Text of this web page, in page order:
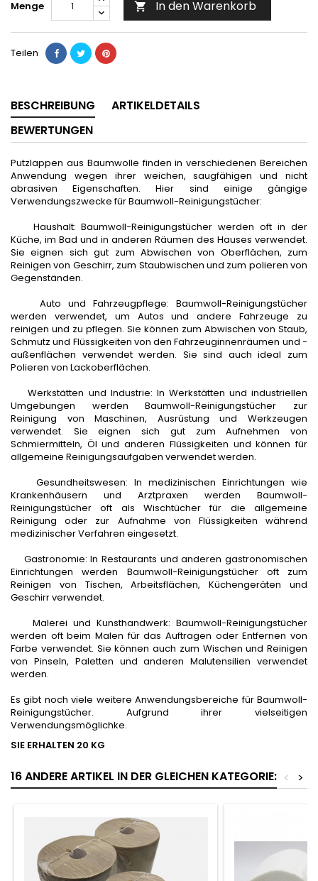
Menge  In den Warenkorb
Teilen
BESCHREIBUNG
ARTIKELDETAILS
BEWERTUNGEN
Putzlappen aus Baumwolle finden in verschiedenen Bereichen
Anwendung wegen ihrer weichen, saugfähigen und nicht
abrasiven Eigenschaften. Hier sind einige gängige
Verwendungszwecke für Baumwoll-Reinigungstücher:
Haushalt: Baumwoll-Reinigungstücher werden oft in der
Küche, im Bad und in anderen Räumen des Hauses verwendet.
Sie eignen sich gut zum Abwischen von Oberflächen, zum
Reinigen von Geschirr, zum Staubwischen und zum polieren von
Gegenständen.
Auto und Fahrzeugpflege: Baumwoll-Reinigungstücher
werden verwendet, um Autos und andere Fahrzeuge zu
reinigen und zu pflegen. Sie können zum Abwischen von Staub,
Schmutz und Flüssigkeiten von den Fahrzeuginnenräumen und -
außenflächen verwendet werden. Sie sind auch ideal zum
Polieren von Lackoberflächen.
Werkstätten und Industrie: In Werkstätten und industriellen
Umgebungen werden Baumwoll-Reinigungstücher zur
Reinigung von Maschinen, Ausrüstung und Werkzeugen
verwendet. Sie eignen sich gut zum Aufnehmen von
Schmiermitteln, Öl und anderen Flüssigkeiten und können für
allgemeine Reinigungsaufgaben verwendet werden.
Gesundheitswesen: In medizinischen Einrichtungen wie
Krankenhäusern und Arztpraxen werden Baumwoll-
Reinigungstücher oft als Wischtücher für die allgemeine
Reinigung oder zur Aufnahme von Flüssigkeiten während
medizinischer Verfahren eingesetzt.
Gastronomie: In Restaurants und anderen gastronomischen
Einrichtungen werden Baumwoll-Reinigungstücher oft zum
Reinigen von Tischen, Arbeitsflächen, Küchengeräten und
Geschirr verwendet.
Malerei und Kunsthandwerk: Baumwoll-Reinigungstücher
werden oft beim Malen für das Auftragen oder Entfernen von
Farbe verwendet. Sie können auch zum Wischen und Reinigen
von Pinseln, Paletten und anderen Malutensilien verwendet
werden.
Es gibt noch viele weitere Anwendungsbereiche für Baumwoll-
Reinigungstücher. Aufgrund ihrer vielseitigen
Verwendungsmöglichke.
SIE ERHALTEN 20 KG
16 ANDERE ARTIKEL IN DER GLEICHEN KATEGORIE: >
<